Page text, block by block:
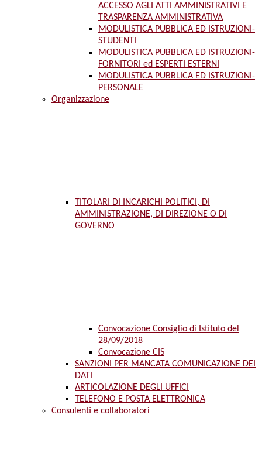
ACCESSO AGLI ATTI AMMINISTRATIVI E
TRASPARENZA AMMINISTRATIVA
MODULISTICA PUBBLICA ED ISTRUZIONI-
STUDENTI
MODULISTICA PUBBLICA ED ISTRUZIONI-
FORNITORI ed ESPERTI ESTERNI
MODULISTICA PUBBLICA ED ISTRUZIONI-
PERSONALE
Organizzazione
TITOLARI DI INCARICHI POLITICI, DI
AMMINISTRAZIONE, DI DIREZIONE O DI
GOVERNO
Convocazione Consiglio di Istituto del
28/09/2018
Convocazione CIS
SANZIONI PER MANCATA COMUNICAZIONE DEI
DATI
ARTICOLAZIONE DEGLI UFFICI
TELEFONO E POSTA ELETTRONICA
Consulenti e collaboratori